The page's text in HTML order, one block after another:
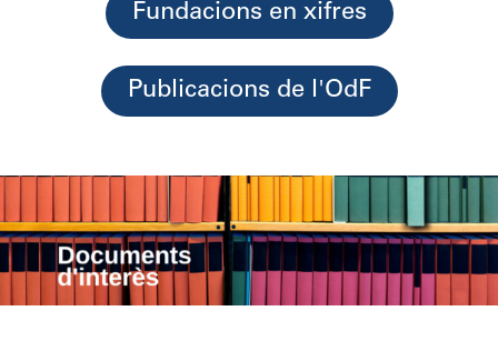
Fundacions en xifres
Publicacions de l'OdF